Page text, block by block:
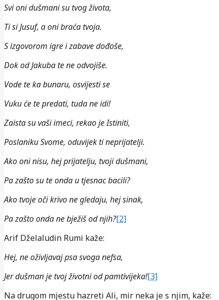
Svi oni dušmani su tvog života,
Ti si Jusuf, a oni braća tvoja.
S izgovorom igre i zabave dođoše,
Dok od Jakuba te ne odvojiše.
Vode te ka bunaru, osvijesti se
Vuku će te predati, tuda ne idi!
Zaista su vaši imeci, rekao je Istiniti,
Poslaniku Svome, oduvijek ti neprijatelji.
Ako oni nisu, hej prijatelju, tvoji dušmani,
Pa zašto su te onda u tjesnac bacili?
Ako tvoje oči krivo ne gledaju, hej sinak,
Pa zašto onda ne bježiš od njih?[2]
Arif Dželaludin Rumi kaže:
Hej, ne oživljavaj psa svoga nefsa,
Jer dušman je tvoj životni od pamtivijeka![3]
Na drugom mjestu hazreti Ali, mir neka je s njim, kaže: